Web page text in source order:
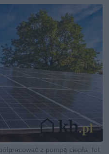
z pompą ciepła, fot.